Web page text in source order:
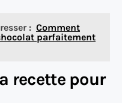
: Comment
parfaitement
recette pour